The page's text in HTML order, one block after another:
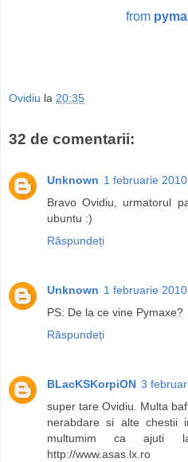
from
Ovidiu la 20:35
32 de comentarii:
Unknown 1 februarie
Bravo Ovidiu, urmatorul
ubuntu :)
Răspundeți
Unknown 1 februarie
PS: De la ce vine Pymaxe?
Răspundeți
BLacKSKorpiON 3
super tare Ovidiu. Multa
nerabdare si alte chestii
multumim ca ajuti
http://www.asas.lx.ro